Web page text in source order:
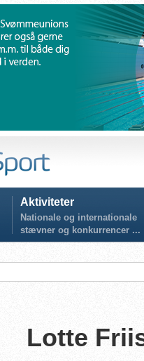
Aktiviteter
Nationale og internationale
stævner og konkurrencer ...
Lotte